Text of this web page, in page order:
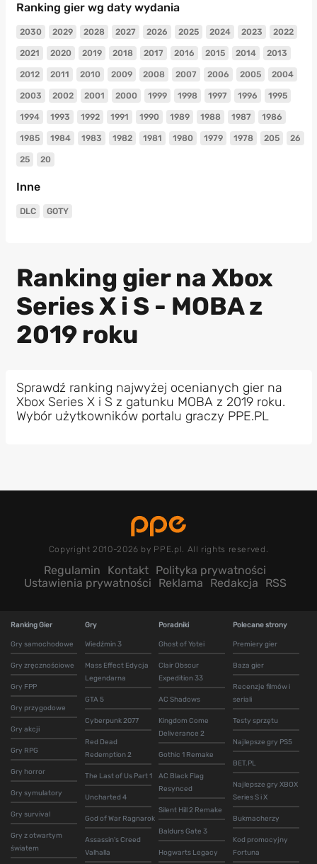
Ranking gier wg daty wydania
2030 2029 2028 2027 2026 2025 2024 2023 2022
2021 2020 2019 2018 2017 2016 2015 2014 2013
2012 2011 2010 2009 2008 2007 2006 2005 2004
2003 2002 2001 2000 1999 1998 1997 1996 1995
1994 1993 1992 1991 1990 1989 1988 1987 1986
1985 1984 1983 1982 1981 1980 1979 1978 205 26
25 20
Inne
DLC GOTY
Ranking gier na Xbox
Series X i S - MOBA z
2019 roku
Sprawdź ranking najwyżej ocenianych gier na
Xbox Series X i S z gatunku MOBA z 2019 roku.
Wybór użytkowników portalu graczy PPE.PL
Copyright 2010-2026 by PPE.pl. All rights reserved.
Regulamin Kontakt Polityka prywatności
Ustawienia prywatności
Reklama Redakcja RSS
Ranking Gier
Gry samochodowe
Gry zręcznościowe
Gry FPP
Gry przygodowe
Gry akcji
Gry RPG
Gry horror
Gry symulatory
Gry survival
Gry z otwartym
światem
Gry
Wiedźmin 3
Mass Effect Edycja
Legendarna
GTA 5
Cyberpunk 2077
Red Dead
Redemption 2
The Last of Us Part 1
Uncharted 4
God of War Ragnarok
Assassin's Creed
Valhalla
Poradniki
Ghost of Yotei
Clair Obscur
Expedition 33
AC Shadows
Kingdom Come
Deliverance 2
Gothic 1 Remake
AC Black Flag
Resynced
Silent Hill 2 Remake
Baldurs Gate 3
Hogwarts Legacy
Polecane strony
Premiery gier
Baza gier
Recenzje filmów i
seriali
Testy sprzętu
Najlepsze gry PS5
BET.PL
Najlepsze gry XBOX
Series S i X
Bukmacherzy
Kod promocyjny
Fortuna